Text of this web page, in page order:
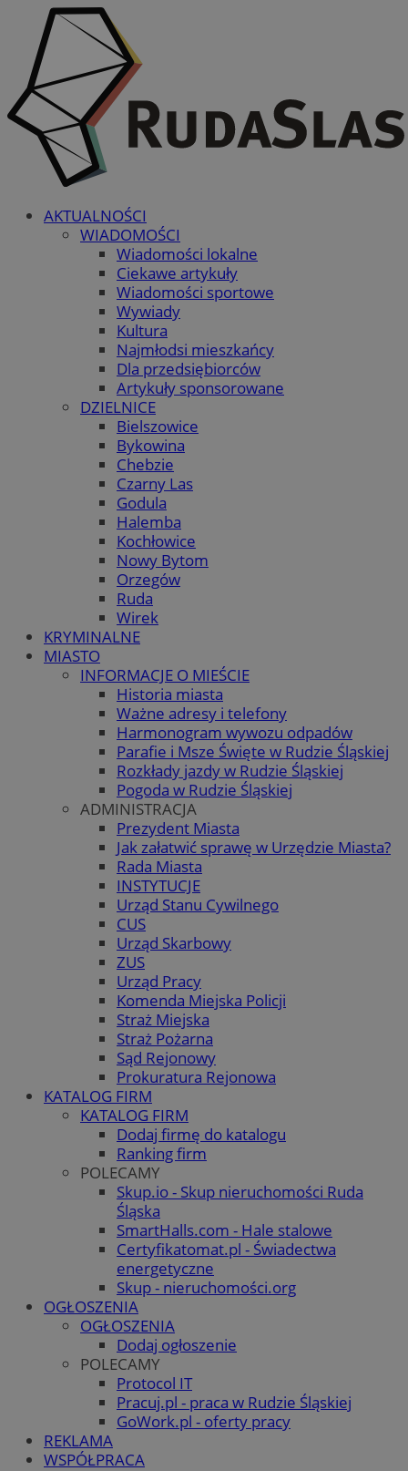
AKTUALNOŚCI
WIADOMOŚCI
Wiadomości lokalne
Ciekawe artykuły
Wiadomości sportowe
Wywiady
Kultura
Najmłodsi mieszkańcy
Dla przedsiębiorców
Artykuły sponsorowane
DZIELNICE
Bielszowice
Bykowina
Chebzie
Czarny Las
Godula
Halemba
Kochłowice
Nowy Bytom
Orzegów
Ruda
Wirek
KRYMINALNE
MIASTO
INFORMACJE O MIEŚCIE
Historia miasta
Ważne adresy i telefony
Harmonogram wywozu odpadów
Parafie i Msze Święte w Rudzie Śląskiej
Rozkłady jazdy w Rudzie Śląskiej
Pogoda w Rudzie Śląskiej
ADMINISTRACJA
Prezydent Miasta
Jak załatwić sprawę w Urzędzie Miasta?
Rada Miasta
INSTYTUCJE
Urząd Stanu Cywilnego
CUS
Urząd Skarbowy
ZUS
Urząd Pracy
Komenda Miejska Policji
Straż Miejska
Straż Pożarna
Sąd Rejonowy
Prokuratura Rejonowa
KATALOG FIRM
KATALOG FIRM
Dodaj firmę do katalogu
Ranking firm
POLECAMY
Skup.io - Skup nieruchomości Ruda
Śląska
SmartHalls.com - Hale stalowe
Certyfikatomat.pl - Świadectwa
energetyczne
Skup - nieruchomości.org
OGŁOSZENIA
OGŁOSZENIA
Dodaj ogłoszenie
POLECAMY
Protocol IT
Pracuj.pl - praca w Rudzie Śląskiej
GoWork.pl - oferty pracy
REKLAMA
WSPÓŁPRACA